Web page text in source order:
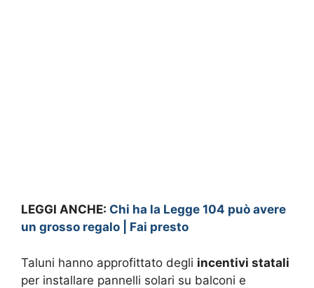
LEGGI ANCHE: Chi ha la Legge 104 può avere
un grosso regalo | Fai presto
Taluni hanno approfittato degli incentivi statali
per installare pannelli solari su balconi e